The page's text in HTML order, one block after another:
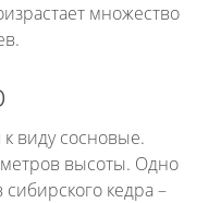
множество
виду сосновые.
метров высоты. Одно
кедра –